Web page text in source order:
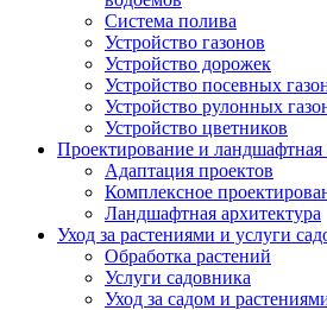
Система полива
Устройство газонов
Устройство дорожек
Устройство посевных
Устройство рулонных
Устройство цветников
Проектирование и ландшафтная
Адаптация проектов
Комплексное
Ландшафтная архитектура
Уход за растениями и услуги
Обработка растений
Услуги садовника
Уход за садом и